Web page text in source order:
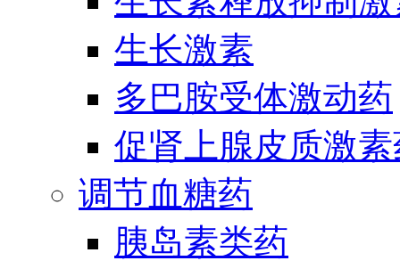
生长激素
多巴胺受体激动药
促肾上腺皮质激
调节血糖药
胰岛素类药